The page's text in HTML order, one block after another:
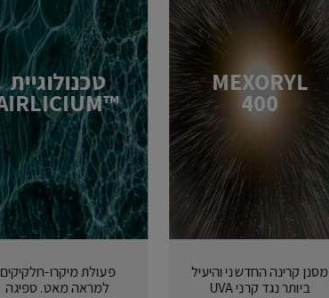
MEXORYL
400
מסנן קרינה החדשני והיעיל
ביותר נגד קרני UVA
טכנולוגיית
™AIRLICIUM
פעולת מיקרו-חלקיקים
למראה מאט. ספיגה